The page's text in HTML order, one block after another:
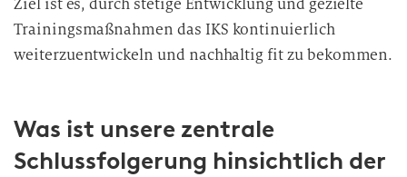
Ziel ist es, durch stetige Entwicklung und gezielte
Trainingsmaßnahmen das IKS kontinuierlich
weiterzuentwickeln und nachhaltig fit zu bekommen.
Was ist unsere zentrale
Schlussfolgerung hinsichtlich der